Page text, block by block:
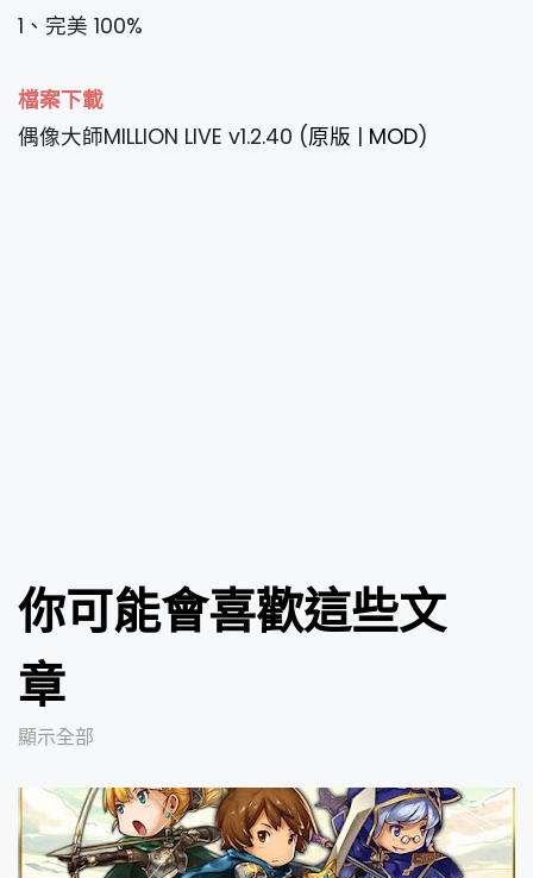
1、完美 100%
檔案下載
偶像大師MILLION LIVE v1.2.40 (原版 | MOD)
你可能會喜歡這些文
章
顯示全部